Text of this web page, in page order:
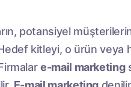
potansiyel
kitleyi, o ürün veya
e-mail marketing